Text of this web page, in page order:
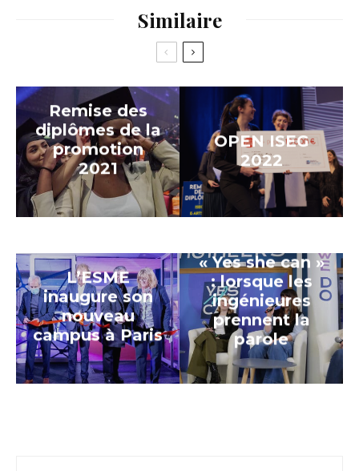
Similaire
Remise des
diplômes de la
promotion
2021
OPEN ISEG
2022
L’ESME
inaugure son
nouveau
campus à Paris
« Yes she can »
: lorsque les
ingénieures
prennent la
parole